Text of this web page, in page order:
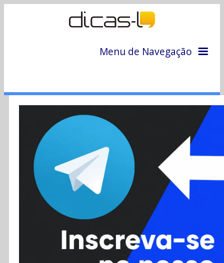
Menu de Navegação
Colunas
Colaboradores
Cursos